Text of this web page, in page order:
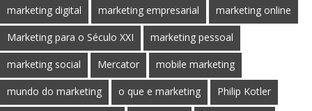
marketing digital marketing empresarial marketing online
Marketing para o Século XXI marketing pessoal
marketing social Mercator mobile marketing
mundo do marketing o que e marketing Philip Kotler